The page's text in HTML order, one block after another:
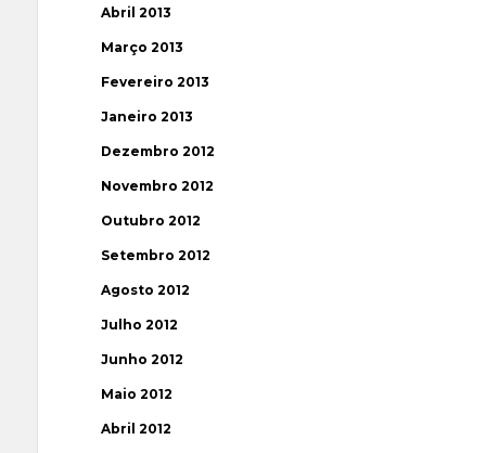
Abril 2013
Março 2013
Fevereiro 2013
Janeiro 2013
Dezembro 2012
Novembro 2012
Outubro 2012
Setembro 2012
Agosto 2012
Julho 2012
Junho 2012
Maio 2012
Abril 2012